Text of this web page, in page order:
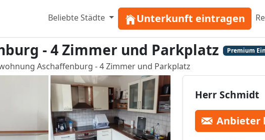
Beliebte Städte Unterkunft eintragen
- 4 Zimmer und Parkplatz Premium
Aschaffenburg - 4 Zimmer und Parkplatz
Herr Schmidt
Anbieter